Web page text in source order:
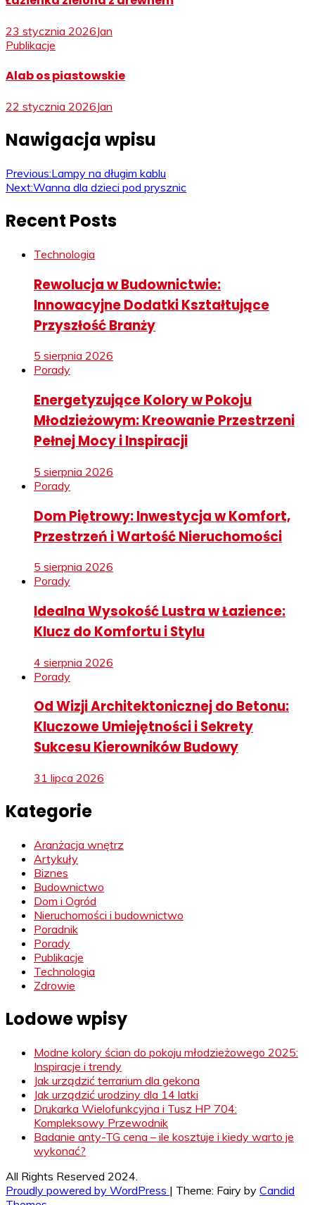
23 stycznia 2026Jan
Publikacje
Alab os piastowskie
22 stycznia 2026Jan
Nawigacja wpisu
Previous:Lampy na długim kablu
Next:Wanna dla dzieci pod prysznic
Recent Posts
Technologia
Rewolucja w Budownictwie:
Innowacyjne Dodatki Kształtujące
Przyszłość Branży
5 sierpnia 2026
Porady
Energetyzujące Kolory w Pokoju
Młodzieżowym: Kreowanie Przestrzeni
Pełnej Mocy i Inspiracji
5 sierpnia 2026
Porady
Dom Piętrowy: Inwestycja w Komfort,
Przestrzeń i Wartość Nieruchomości
5 sierpnia 2026
Porady
Idealna Wysokość Lustra w Łazience:
Klucz do Komfortu i Stylu
4 sierpnia 2026
Porady
Od Wizji Architektonicznej do Betonu:
Kluczowe Umiejętności i Sekrety
Sukcesu Kierowników Budowy
31 lipca 2026
Kategorie
Aranżacja wnętrz
Artykuły
Biznes
Budownictwo
Dom i Ogród
Nieruchomości i budownictwo
Poradnik
Porady
Publikacje
Technologia
Zdrowie
Lodowe wpisy
Modne kolory ścian do pokoju młodzieżowego 2025:
Inspiracje i trendy
Jak urządzić terrarium dla gekona
Jak urządzić urodziny dla 14 latki
Drukarka Wielofunkcyjna i Tusz HP 704:
Kompleksowy Przewodnik
Badanie anty-TG cena – ile kosztuje i kiedy warto je
wykonać?
All Rights Reserved 2024.
Proudly powered by WordPress | Theme: Fairy by Candid